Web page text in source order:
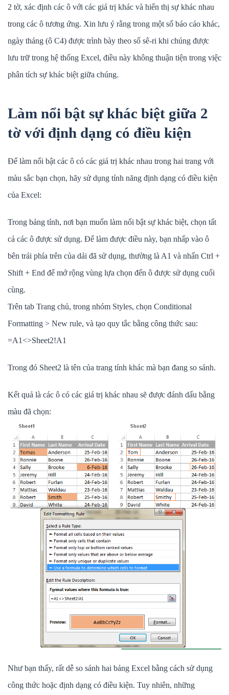
2 tờ, xác định các ô với các giá trị khác và hiển thị sự khác nhau
trong các ô tương ứng. Xin lưu ý rằng trong một số báo cáo khác,
ngày tháng (ô C4) được trình bày theo số sê-ri khi chúng được
lưu trữ trong hệ thống Excel, điều này không thuận tiện trong việc
phân tích sự khác biệt giữa chúng.
Làm nổi bật sự khác biệt giữa 2
tờ với định dạng có điều kiện
Để làm nổi bật các ô có các giá trị khác nhau trong hai trang với
màu sắc bạn chọn, hãy sử dụng tính năng định dạng có điều kiện
của Excel:
Trong bảng tính, nơi bạn muốn làm nổi bật sự khác biệt, chọn tất
cả các ô được sử dụng. Để làm được điều này, bạn nhấp vào ô
bên trái phía trên của dải đã sử dụng, thường là A1 và nhấn Ctrl +
Shift + End để mở rộng vùng lựa chọn đến ô được sử dụng cuối
cùng.
Trên tab Trang chủ, trong nhóm Styles, chọn Conditional
Formatting > New rule, và tạo quy tắc bằng công thức sau:
=A1<>Sheet2!A1
Trong đó Sheet2 là tên của trang tính khác mà bạn đang so sánh.
Kết quả là các ô có các giá trị khác nhau sẽ được đánh dấu bằng
màu đã chọn:
Như bạn thấy, rất dễ so sánh hai bảng Excel bằng cách sử dụng
công thức hoặc định dạng có điều kiện. Tuy nhiên, những